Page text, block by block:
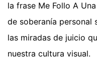
la frase Me Follo A
de soberanía personal
las miradas de juicio
nuestra cultura visual.